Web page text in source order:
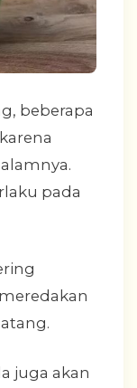
beberapa
pada
juga akan